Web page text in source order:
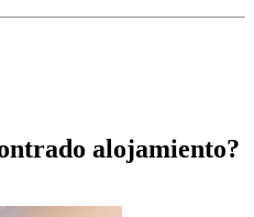
alojamiento?